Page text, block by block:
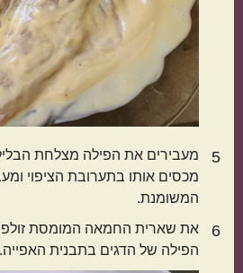
5
מעבירים את הפילה מצלחת
מכסים אותו בתערובת הציפוי
המשומנת.
6
את שארית החמאה המומסת
הפילה של הדגים בתבנית האפייה.
מנות שמוכנות מהר